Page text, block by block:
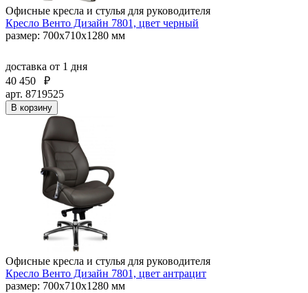
Офисные кресла и стулья для руководителя
Кресло Венто Дизайн 7801, цвет черный
размер: 700х710х1280 мм
доставка от 1 дня
40 450
₽
арт. 8719525
В корзину
Офисные кресла и стулья для руководителя
Кресло Венто Дизайн 7801, цвет антрацит
размер: 700х710х1280 мм